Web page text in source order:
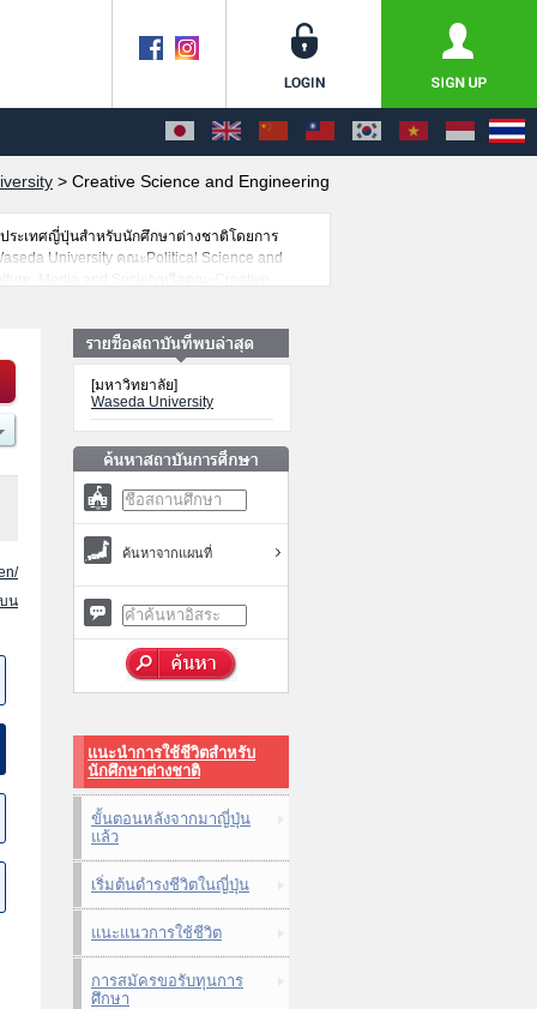
> Creative Science and Engineering
ระเทศญี่ปุ่นสำหรับนักศึกษาต่างชาติโดยการ
University คณะPolitical Science and
รนักศึกษาต่างชาติด้วย
น
[มหาวิทยาลัย]
Waseda University
ค้นหาจากแผนที่
แนะนำการใช้ชีวิตสำหรับ
นักศึกษาต่างชาติ
ขั้นตอนหลังจากมาญี่ปุ่น
แล้ว
เริ่มต้นดำรงชีวิตในญี่ปุ่น
แนะแนวการใช้ชีวิต
การสมัครขอรับทุนการ
ศึกษา